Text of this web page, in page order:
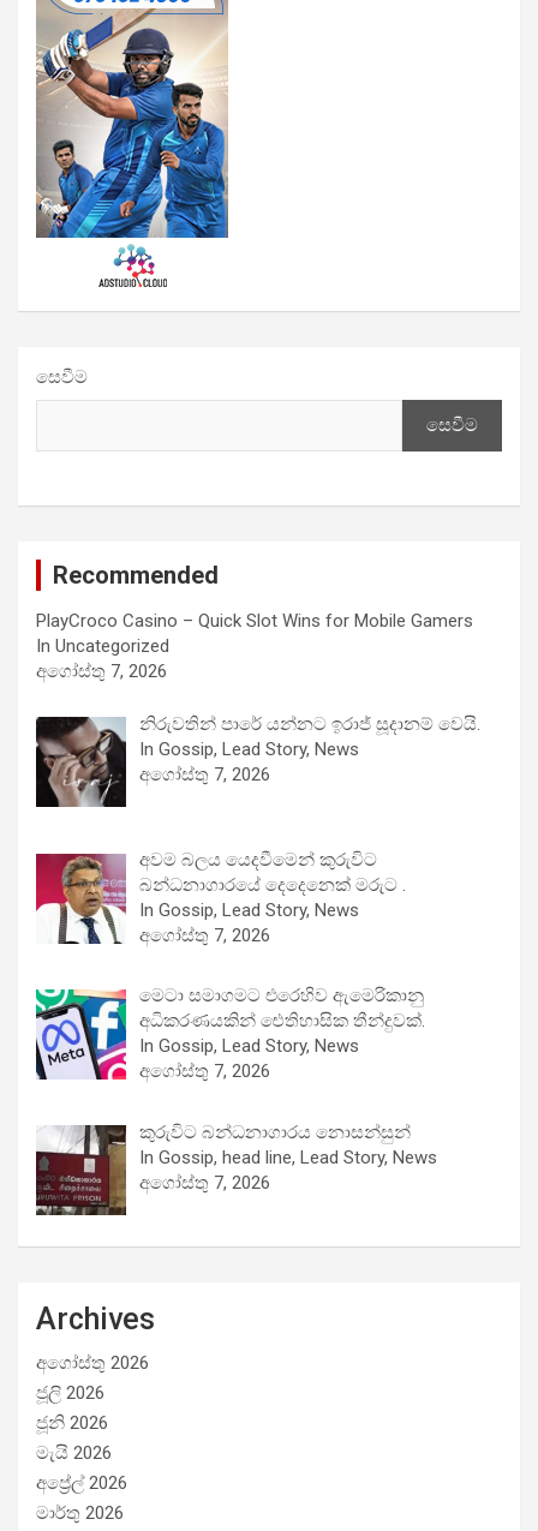
සෙවීම
සෙවීම
Recommended
PlayCroco Casino – Quick Slot Wins for Mobile Gamers
In Uncategorized
අගෝස්තු 7, 2026
නිරුවතින් පාරේ යන්නට ඉරාජ් සූදානම් වෙයි.
In Gossip, Lead Story, News
අගෝස්තු 7, 2026
අවම බලය යෙදවීමෙන් කුරුවිට
බන්ධනාගාරයේ දෙදෙනෙක් මරුට .
In Gossip, Lead Story, News
අගෝස්තු 7, 2026
මෙටා සමාගමට එරෙහිව ඇමෙරිකානු
අධිකරණයකින් ඓතිහාසික තීන්දුවක්.
In Gossip, Lead Story, News
අගෝස්තු 7, 2026
කුරුවිට බන්ධනාගාරය නොසන්සුන්
In Gossip, head line, Lead Story, News
අගෝස්තු 7, 2026
Archives
අගෝස්තු 2026
ජූලි 2026
ජූනි 2026
මැයි 2026
අප්‍රේල් 2026
මාර්තු 2026